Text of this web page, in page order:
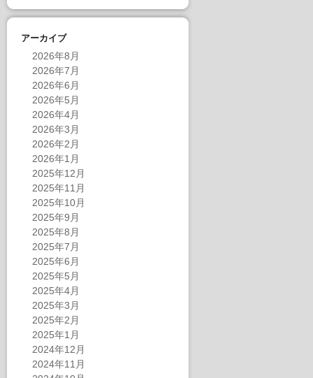
アーカイブ
2026年8月
2026年7月
2026年6月
2026年5月
2026年4月
2026年3月
2026年2月
2026年1月
2025年12月
2025年11月
2025年10月
2025年9月
2025年8月
2025年7月
2025年6月
2025年5月
2025年4月
2025年3月
2025年2月
2025年1月
2024年12月
2024年11月